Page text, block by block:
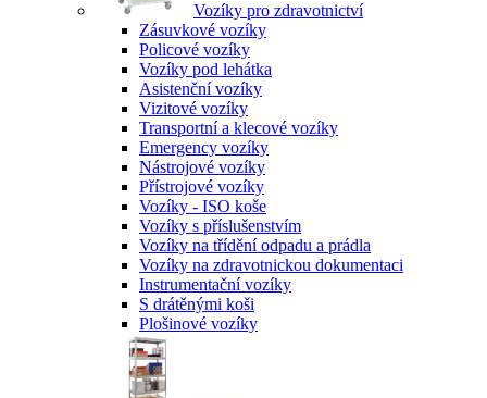
Vozíky pro zdravotnictví
Zásuvkové vozíky
Policové vozíky
Vozíky pod lehátka
Asistenční vozíky
Vizitové vozíky
Transportní a klecové vozíky
Emergency vozíky
Nástrojové vozíky
Přístrojové vozíky
Vozíky - ISO koše
Vozíky s příslušenstvím
Vozíky na třídění odpadu a prádla
Vozíky na zdravotnickou dokumentaci
Instrumentační vozíky
S drátěnými koši
Plošinové vozíky